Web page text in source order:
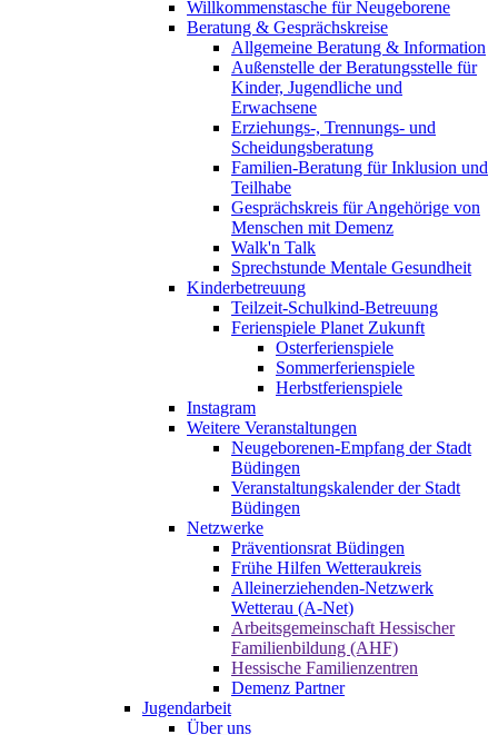
Willkommenstasche für Neugeborene
Beratung & Gesprächskreise
Allgemeine Beratung & Information
Außenstelle der Beratungsstelle für
Kinder, Jugendliche und
Erwachsene
Erziehungs-, Trennungs- und
Scheidungsberatung
Familien-Beratung für Inklusion und
Teilhabe
Gesprächskreis für Angehörige von
Menschen mit Demenz
Walk'n Talk
Sprechstunde Mentale Gesundheit
Kinderbetreuung
Teilzeit-Schulkind-Betreuung
Ferienspiele Planet Zukunft
Osterferienspiele
Sommerferienspiele
Herbstferienspiele
Instagram
Weitere Veranstaltungen
Neugeborenen-Empfang der Stadt
Büdingen
Veranstaltungskalender der Stadt
Büdingen
Netzwerke
Präventionsrat Büdingen
Frühe Hilfen Wetteraukreis
Alleinerziehenden-Netzwerk
Wetterau (A-Net)
Arbeitsgemeinschaft Hessischer
Familienbildung (AHF)
Hessische Familienzentren
Demenz Partner
Jugendarbeit
Über uns